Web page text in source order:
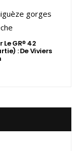
GR® 42
: De Viviers